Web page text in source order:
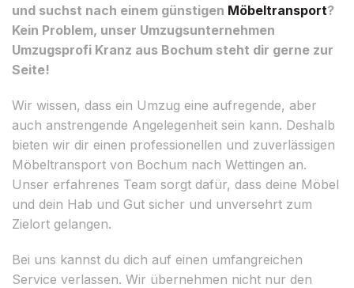
und suchst nach einem günstigen Möbeltransport?
Kein Problem, unser Umzugsunternehmen
Umzugsprofi Kranz aus Bochum steht dir gerne zur
Seite!
Wir wissen, dass ein Umzug eine aufregende, aber
auch anstrengende Angelegenheit sein kann. Deshalb
bieten wir dir einen professionellen und zuverlässigen
Möbeltransport von Bochum nach Wettingen an.
Unser erfahrenes Team sorgt dafür, dass deine Möbel
und dein Hab und Gut sicher und unversehrt zum
Zielort gelangen.
Bei uns kannst du dich auf einen umfangreichen
Service verlassen. Wir übernehmen nicht nur den